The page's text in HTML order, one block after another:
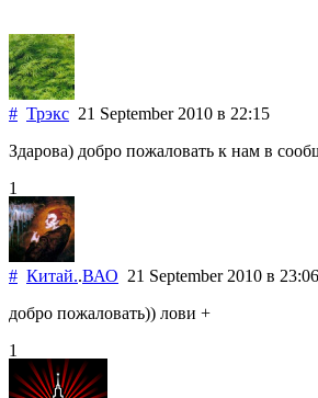
# Трэкс 21 September 2010 в 22:15
Здарова) добро пожаловать к нам в
1
# Китай..ВАО 21 September 2010 в 23:06
добро пожаловать)) лови +
1